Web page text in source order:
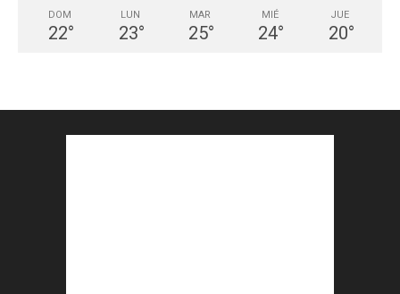
DOM
22°
LUN
23°
MAR
25°
MIÉ
24°
JUE
20°